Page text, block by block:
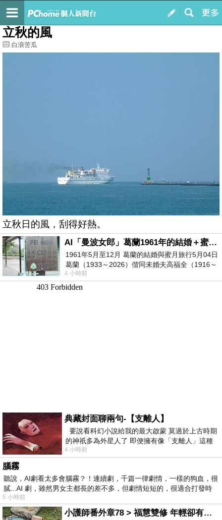
我的
最新文章
立秋的風
白浪苦瓜
立秋日的風，刮得好熱。
AI「曼波女郎」葛蘭1961年的結婚＋蜜月旅行 #戀上老電影 #葛蘭 #粟子
1961年5月至12月 葛蘭的結婚與蜜月旅行5月04日
葛蘭（1933～2026）偕同未婚夫高福全（1916～
2004）乘郵輪赴倫敦6月15日於英國倫敦St.S
4 小時前
典藏封面聊兩句-【支離人】
要說看科幻小說給我的最大啟蒙 莫過於上古時期
的神祇多為外星人了 即便擁有像「支離人」這種
驚世駭俗的神通法門 也未必讀
4 小時前
腦霧
聽說，AI劇看太多會腦霧？！連續劇，千篇一律劇情，一樣的狗血，很
膩...AI 劇，雖然男女主都長的差不多，但劇情短短的，很適合打發時
5 小時前
小護師番外章78 > 福慧雙修 年輕卻有個老靈魂 ㄑ金剛經〉podcast